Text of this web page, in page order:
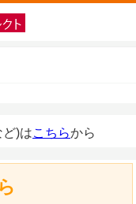
)はこちらから